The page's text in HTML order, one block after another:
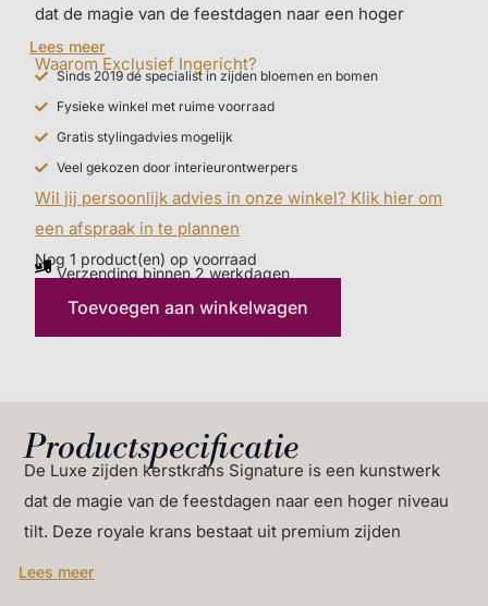
dat de magie van de feestdagen naar een hoger
niveau tilt. Deze royale krans bestaat uit premium
zijden dennentakken, subtiele glansaccenten en met
de hand geselecteerde decoraties die samen een
warme en verfijnde uitstraling creëren. Dankzij de
natuurlijke look is de krans nauwelijks te
onderscheiden van echt groen, terwijl de luxueuze
afwerking zorgt voor een tijdloze en stijlvolle indruk.
Met zorg ontworpen voor interieurs die comfort en
klasse ademen. Of hij nu aan de muur hangt, pronkt
op een rijk gedekte tafel of de entree siert, deze
Lees meer
Waarom Exclusief Ingericht?
Sinds 2019 dé specialist in zijden bloemen en bomen
Fysieke winkel met ruime voorraad
Gratis stylingadvies mogelijk
Veel gekozen door interieurontwerpers
Wil jij persoonlijk advies in onze winkel? Klik hier om
een afspraak in te plannen
Nog 1 product(en) op voorraad
Verzending binnen 2 werkdagen
Toevoegen aan winkelwagen
Productspecificatie
De Luxe zijden kerstkrans Signature is een kunstwerk
dat de magie van de feestdagen naar een hoger niveau
tilt. Deze royale krans bestaat uit premium zijden
Lees meer